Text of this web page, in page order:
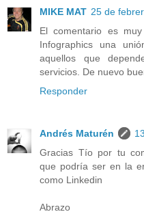
MIKE MAT 25 de
El comentario es
Infographics una
aquellos que
servicios. De nuevo
Responder
Andrés Maturén
Gracias Tío por tu
que podría ser en la
como Linkedin
Abrazo